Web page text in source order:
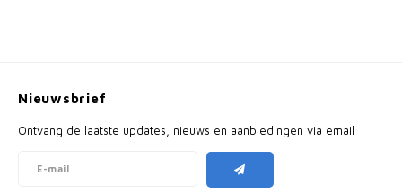
Nieuwsbrief
Ontvang de laatste updates, nieuws en aanbiedingen via email